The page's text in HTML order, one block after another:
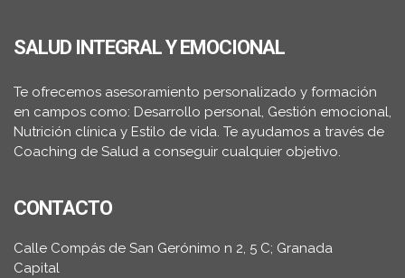
SALUD INTEGRAL Y EMOCIONAL
Te ofrecemos asesoramiento personalizado y formación
en campos como: Desarrollo personal, Gestión emocional,
Nutrición clínica y Estilo de vida. Te ayudamos a través de
Coaching de Salud a conseguir cualquier objetivo.
CONTACTO
Calle Compás de San Gerónimo n 2, 5 C; Granada
Capital